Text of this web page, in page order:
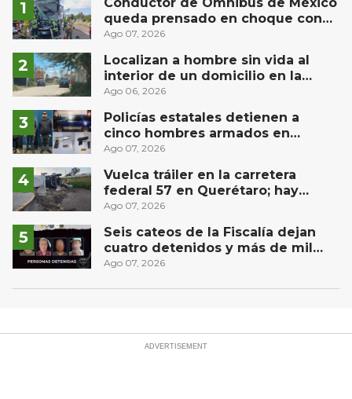
queda prensado en choque con
materialista en San Juan del Río
Ago 07, 2026
Localizan a hombre sin vida al
interior de un domicilio en la
comunidad El Rodeo, San Juan del
Ago 06, 2026
Policías estatales detienen a
cinco hombres armados en
Puebla capital
Ago 07, 2026
Vuelca tráiler en la carretera
federal 57 en Querétaro; hay
derrame de combustible
Ago 07, 2026
Seis cateos de la Fiscalía dejan
cuatro detenidos y más de mil
dosis aseguradas en Querétaro
Ago 07, 2026